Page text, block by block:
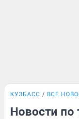
КУЗБАСС ВСЕ
Новости по